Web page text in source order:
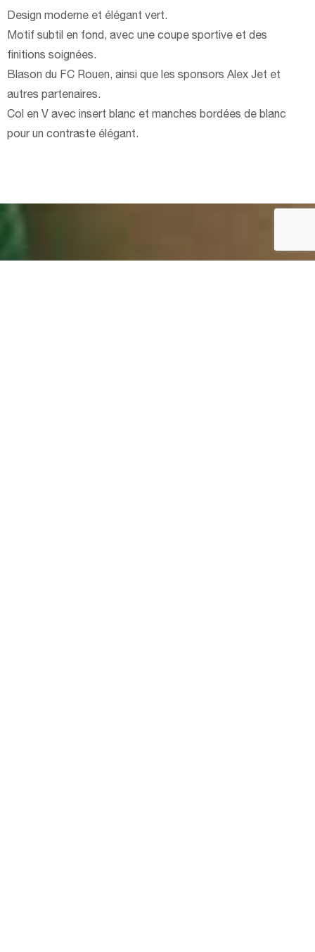
Design moderne et élégant vert.
Motif subtil en fond, avec une coupe sportive et des
finitions soignées.
Blason du FC Rouen, ainsi que les sponsors Alex Jet et
autres partenaires.
Col en V avec insert blanc et manches bordées de blanc
pour un contraste élégant.